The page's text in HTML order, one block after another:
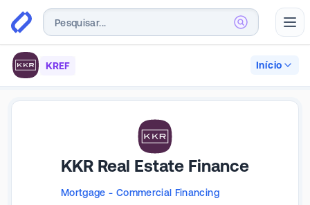
KREF Início
KKR Real Estate Finance
Mortgage - Commercial Financing